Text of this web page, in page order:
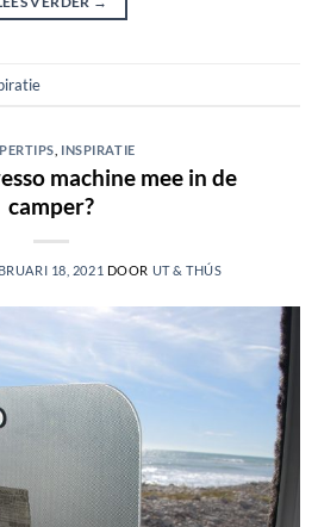
INSPIRATIE
machine mee in de
camper?
18, 2021 DOOR UT & THÚS